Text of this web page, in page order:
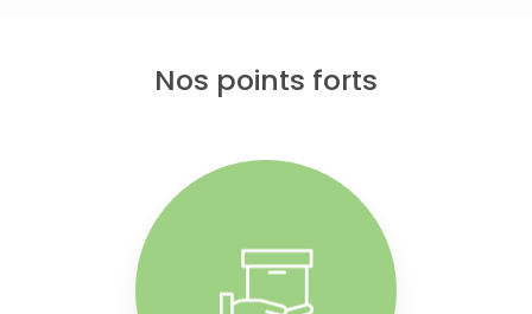
Nos points forts